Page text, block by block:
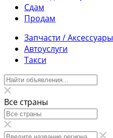
Сдам
Продам
Запчасти / Аксессуары
Автоуслуги
Такси
Все страны